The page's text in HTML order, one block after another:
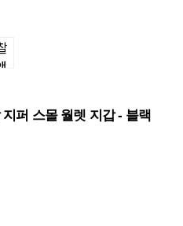
퍼 스몰 월렛 지갑 - 블랙